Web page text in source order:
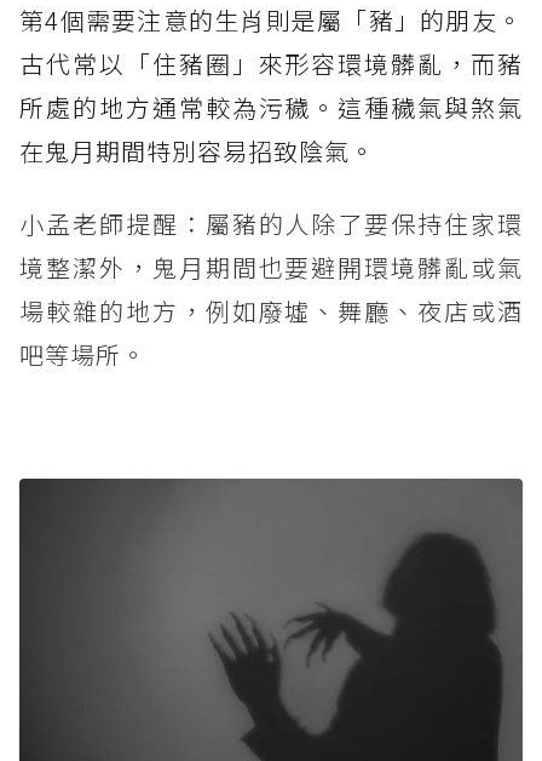
第4個需要注意的生肖則是屬「豬」的朋友。
古代常以「住豬圈」來形容環境髒亂，而豬
所處的地方通常較為污穢。這種穢氣與煞氣
在鬼月期間特別容易招致陰氣。
小孟老師提醒：屬豬的人除了要保持住家環
境整潔外，鬼月期間也要避開環境髒亂或氣
場較雜的地方，例如廢墟、舞廳、夜店或酒
吧等場所。